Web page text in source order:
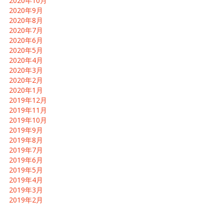
2020年9月
2020年8月
2020年7月
2020年6月
2020年5月
2020年4月
2020年3月
2020年2月
2020年1月
2019年12月
2019年11月
2019年10月
2019年9月
2019年8月
2019年7月
2019年6月
2019年5月
2019年4月
2019年3月
2019年2月